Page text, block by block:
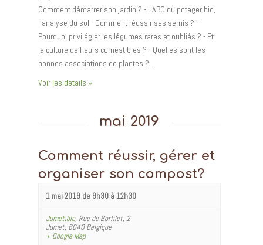
Comment démarrer son jardin ? - L'ABC du potager bio,
l'analyse du sol - Comment réussir ses semis ? -
Pourquoi privilégier les légumes rares et oubliés ? - Et
la culture de fleurs comestibles ? - Quelles sont les
bonnes associations de plantes ?…
Voir les détails »
mai 2019
Comment réussir, gérer et
organiser son compost?
1 mai 2019 de 9h30à 12h30
Jumet.bio, Rue de Borfilet, 2
Jumet, 6040 Belgique
+ Google Map